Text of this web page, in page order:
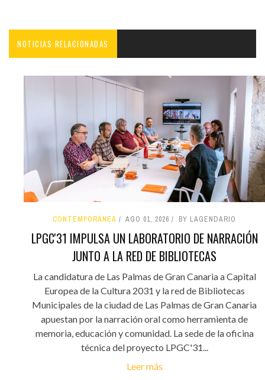
NOTICIAS RELACIONADAS
CONTEMPORÁNEA AGO 01, 2026 BY LAGENDARIO
LPGC'31 IMPULSA UN LABORATORIO DE NARRACIÓN
JUNTO A LA RED DE BIBLIOTECAS
La candidatura de Las Palmas de Gran Canaria a Capital
Europea de la Cultura 2031 y la red de Bibliotecas
Municipales de la ciudad de Las Palmas de Gran Canaria
apuestan por la narración oral como herramienta de
memoria, educación y comunidad. La sede de la oficina
técnica del proyecto LPGC'31...
Leer más